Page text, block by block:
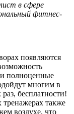
в сфере
фитнес-
появляются
полноценные
многим в
бесплатности!
также
воздухе, что